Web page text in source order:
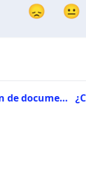
😞 😐
Criterios de información de documentos en la app Pago